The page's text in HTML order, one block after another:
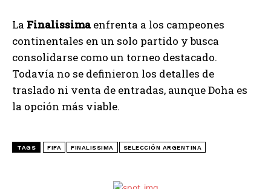
La Finalissimaenfrenta a los campeones
continentales en un solo partido y busca
consolidarse como un torneo destacado.
Todavía no se definieron los detalles de
traslado ni venta de entradas, aunque Doha es
la opción más viable.
TAGS FIFA FINALISSIMA SELECCIÓN ARGENTINA